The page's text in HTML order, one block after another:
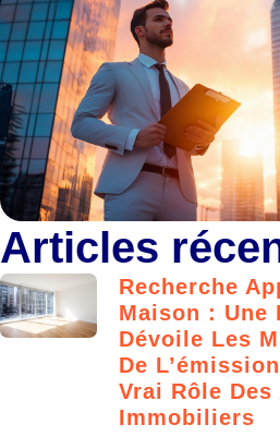
Articles
Recherche
Maison : Une
Dévoile Les
De
Vrai Rôle Des
Immobiliers